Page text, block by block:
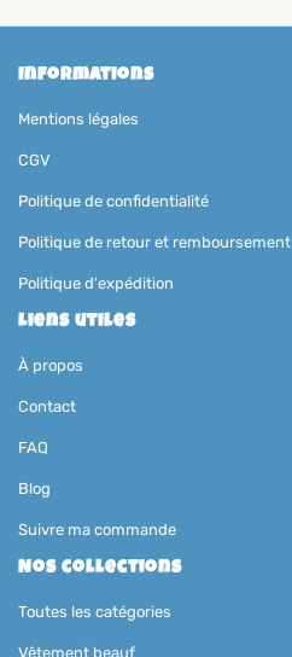
Informations
Mentions légales
CGV
Politique de confidentialité
Politique de retour et remboursement
Politique d'expédition
Liens utiles
À propos
Contact
FAQ
Blog
Suivre ma commande
Nos collections
Toutes les catégories
Vêtement beauf